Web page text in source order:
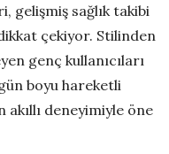
gelişmiş sağlık takibi
çekiyor. Stilinden
genç kullanıcıları
boyu hareketli
deneyimiyle öne